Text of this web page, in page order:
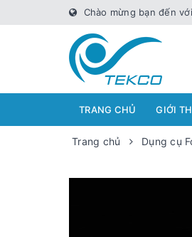
Chào mừng bạn đến
TRANG CHỦ GIỚI
Trang chủ Dụng cụ